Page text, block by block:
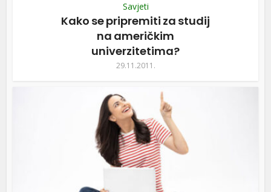
Savjeti
Kako se pripremiti za studij
na američkim
univerzitetima?
29.11.2011.